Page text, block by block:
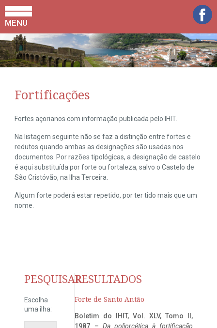
MENU
Fortificações
Fortes açorianos com informação publicada pelo IHIT.
Na listagem seguinte não se faz a distinção entre fortes e
redutos quando ambas as designações são usadas nos
documentos. Por razões tipológicas, a designação de castelo
é aqui substituída por forte ou fortaleza, salvo o Castelo de
São Cristóvão, na Ilha Terceira.
Algum forte poderá estar repetido, por ter tido mais que um
nome.
PESQUISAR
Escolha
uma ilha:
RESULTADOS
Forte de Santo Antão
Boletim do IHIT, Vol. XLV, Tomo II,
1987 – Da poliorcética à fortificação